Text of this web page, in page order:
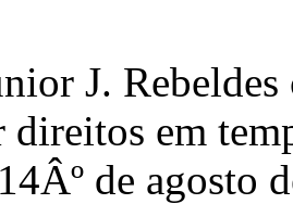
J.
direitos em
de agosto